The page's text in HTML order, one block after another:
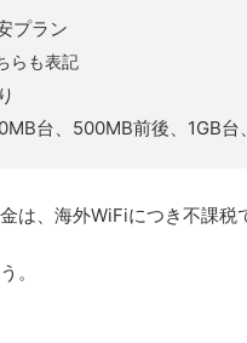
プラン
らも表記
台、500MB前後、1GB
は、海外WiFiにつき不課税
。